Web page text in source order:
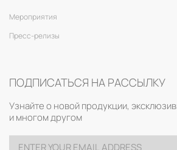
Мероприятия
Пресс-релизы
ПОДПИСАТЬСЯ НА РАССЫЛКУ
Узнайте о новой продукции,
и многом другом